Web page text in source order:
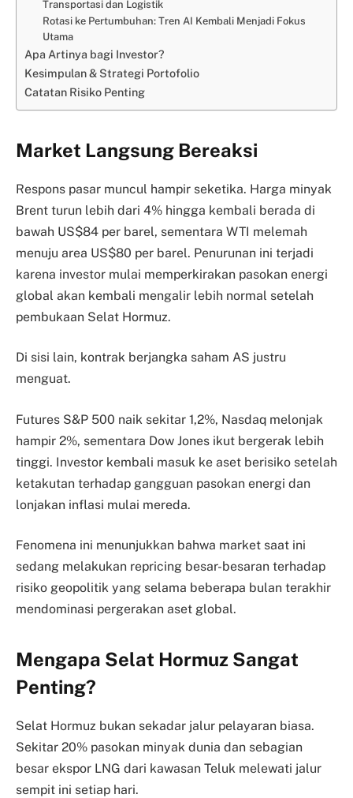
Transportasi dan Logistik
Rotasi ke Pertumbuhan: Tren AI Kembali Menjadi Fokus
Utama
Apa Artinya bagi Investor?
Kesimpulan & Strategi Portofolio
Catatan Risiko Penting
Market Langsung Bereaksi
Respons pasar muncul hampir seketika. Harga minyak
Brent turun lebih dari 4% hingga kembali berada di
bawah US$84 per barel, sementara WTI melemah
menuju area US$80 per barel. Penurunan ini terjadi
karena investor mulai memperkirakan pasokan energi
global akan kembali mengalir lebih normal setelah
pembukaan Selat Hormuz.
Di sisi lain, kontrak berjangka saham AS justru
menguat.
Futures S&P 500 naik sekitar 1,2%, Nasdaq melonjak
hampir 2%, sementara Dow Jones ikut bergerak lebih
tinggi. Investor kembali masuk ke aset berisiko setelah
ketakutan terhadap gangguan pasokan energi dan
lonjakan inflasi mulai mereda.
Fenomena ini menunjukkan bahwa market saat ini
sedang melakukan repricing besar-besaran terhadap
risiko geopolitik yang selama beberapa bulan terakhir
mendominasi pergerakan aset global.
Mengapa Selat Hormuz Sangat
Penting?
Selat Hormuz bukan sekadar jalur pelayaran biasa.
Sekitar 20% pasokan minyak dunia dan sebagian
besar ekspor LNG dari kawasan Teluk melewati jalur
sempit ini setiap hari.